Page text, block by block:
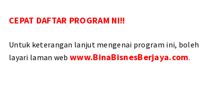
CEPAT DAFTAR PROGRAM NI!!
Untuk keterangan lanjut mengenai program ini, boleh
layari laman webwww.BinaBisnesBerjaya.com.